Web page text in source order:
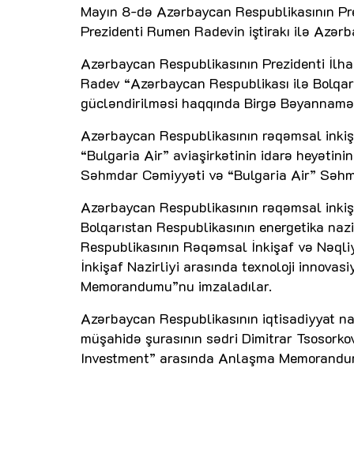
Mayın 8-də Azərbaycan Respublikasının
Prezidenti Rumen Radevin iştirakı ilə
Azərbaycan Respublikasının Prezidenti
Radev “Azərbaycan Respublikası ilə
gücləndirilməsi haqqında Birgə
Azərbaycan Respublikasının rəqəmsal
“Bulgaria Air” aviaşirkətinin idarə
Səhmdar Cəmiyyəti və “Bulgaria Air”
Azərbaycan Respublikasının rəqəmsal
Bolqarıstan Respublikasının energetika
Respublikasının Rəqəmsal İnkişaf və
İnkişaf Nazirliyi arasında texnoloji
Memorandumu”nu imzaladılar.
Azərbaycan Respublikasının iqtisadiyyat
müşahidə şurasının sədri Dimitrar
Investment” arasında Anlaşma